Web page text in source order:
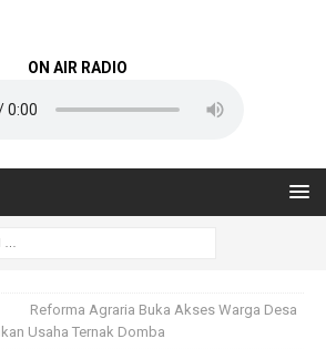
ON AIR RADIO
Reforma Agraria Buka Akses Warga Desa
Usaha Ternak Domba